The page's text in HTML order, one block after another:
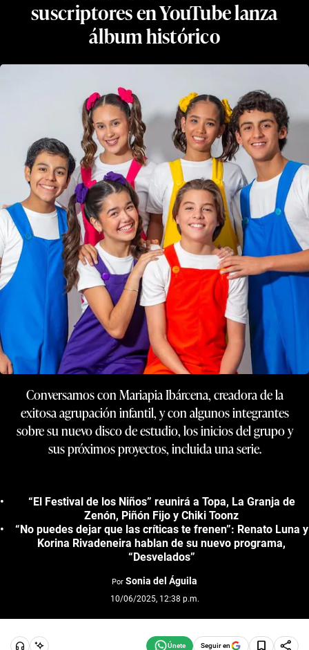
suscriptores en YouTube lanza
álbum histórico
Conversamos con Mariapia Ibárcena, creadora de la
exitosa agrupación infantil, y con algunos integrantes
sobre su nuevo disco de estudio, los inicios del grupo y
sus próximos proyectos, incluida una serie.
“El Festival de los Niños” reunirá a Topa, La Granja de
Zenón, Piñón Fijo y Chiki Toonz
“No puedes dejar que las críticas te frenen”: Renato Luna y
Korina Rivadeneira hablan de su nuevo programa,
“Desvelados”
Por Sonia del Águila
10/06/2025, 12:38 p.m.
Seguir en